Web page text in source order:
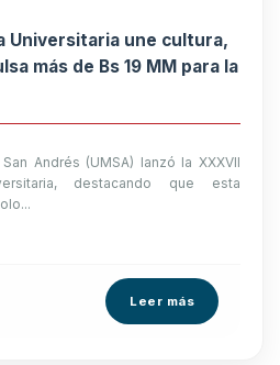
Universitaria une cultura,
más de Bs 19 MM para la
Andrés (UMSA) lanzó la XXXVII
destacando que esta
Leer más